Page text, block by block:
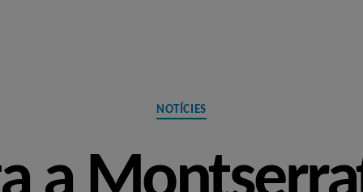
Categories
NOTÍCIES